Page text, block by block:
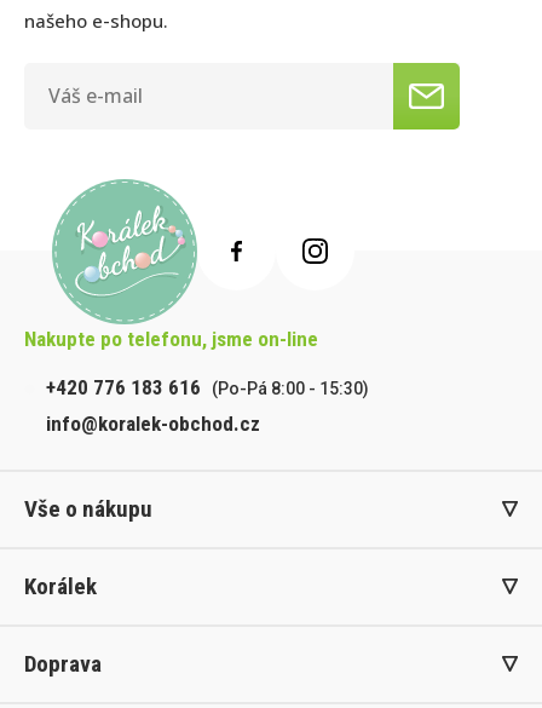
našeho e-shopu.
Nakupte po telefonu, jsme on-line
+420 776 183 616
(Po-Pá 8:00 - 15:30)
info@koralek-obchod.cz
Vše o nákupu
Korálek
Doprava